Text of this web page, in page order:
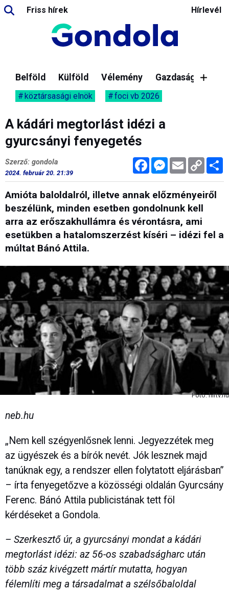
Friss hírek Hírlevél
Belföld Külföld Vélemény Gazdaság
köztársasági elnök foci vb 2026
A kádári megtorlást idézi a
gyurcsányi fenyegetés
FacebookMessenger
Email Copy
Link
Szerző: gondola
2024. február 20. 21:39
Amióta baloldalról, illetve annak előzményeiről
beszélünk, minden esetben gondolnunk kell
arra az erőszakhullámra és vérontásra, ami
esetükben a hatalomszerzést kíséri – idézi fel a
múltat Bánó Attila.
Fotó: hirtv.hu
neb.hu
„Nem kell szégyenlősnek lenni. Jegyezzétek meg
az ügyészek és a bírók nevét. Jók lesznek majd
tanúknak egy, a rendszer ellen folytatott eljárásban”
– írta fenyegetőzve a közösségi oldalán Gyurcsány
Ferenc. Bánó Attila publicistának tett föl
kérdéseket a Gondola.
– Szerkesztő úr, a gyurcsányi mondat a kádári
megtorlást idézi: az 56-os szabadságharc után
több száz kivégzett mártír mutatta, hogyan
félemlíti meg a társadalmat a szélsőbaloldal